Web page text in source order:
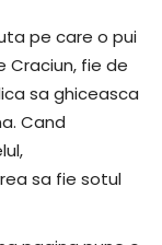
pe care o pui
Craciun, fie de
sa ghiceasca
Cand
sa fie sotul